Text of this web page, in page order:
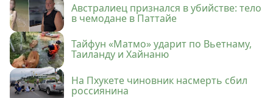
Австралиец признался в убийстве: тело
в чемодане в Паттайе
Тайфун «Матмо» ударит по Вьетнаму,
Таиланду и Хайнаню
На Пхукете чиновник насмерть сбил
россиянина